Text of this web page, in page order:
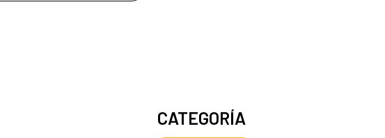
CATEGORÍA